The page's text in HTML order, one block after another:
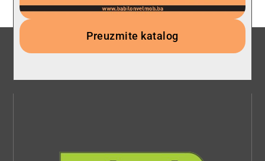
Preuzmite katalog